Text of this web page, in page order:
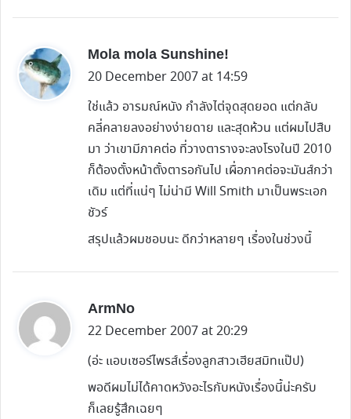
Mola mola Sunshine!
a
s
20 December 2007 at 14:59
ใช่แล้ว อารมณ์หนัง กำลังไต่จุดสุดยอด แต่กลับ
คลี่คลายลงอย่างง่ายดาย และสุดห้วน แต่ผมไปสืบ
มา ว่าเขามีภาคต่อ ที่วางตารางจะลงโรงในปี 2010
ก็ต้องตั้งหน้าตั้งตารอกันไป เผื่อภาคต่อจะมันส์กว่า
เดิม แต่ที่แน่ๆ ไม่น่ามี Will Smith มาเป็นพระเอก
ชัวร์
สรุปแล้วผมชอบนะ ดีกว่าหลายๆ เรื่องในช่วงนี้
ArmNo
a
:
22 December 2007 at 20:29
(อ่ะ แอบเซอร์ไพรส์เรื่องลูกสาวเฮียสมิทแป๊ป)
พอดีผมไม่ได้คาดหวังอะไรกับหนังเรื่องนี้น่ะครับ
ก็เลยรู้สึกเฉยๆ